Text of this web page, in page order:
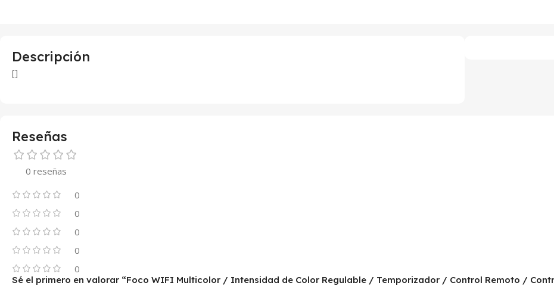
Descripción
[]
Reseñas
0 reseñas
0
0
0
0
0
Sé el primero en valorar “Foco WIFI Multicolor / Intensidad de Color Regulable / Temporizador / Control Remoto /